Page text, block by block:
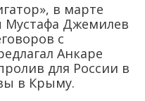
в марте
Мустафа Джемилев
с
Анкаре
для России в
в Крыму.